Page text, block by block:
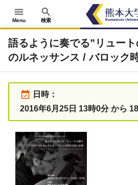
menu
Menu
search
検索
語るように奏でる”リュー
のルネッサンス / バロック
event_available 日時：
2016年6月25日 13時0分 から